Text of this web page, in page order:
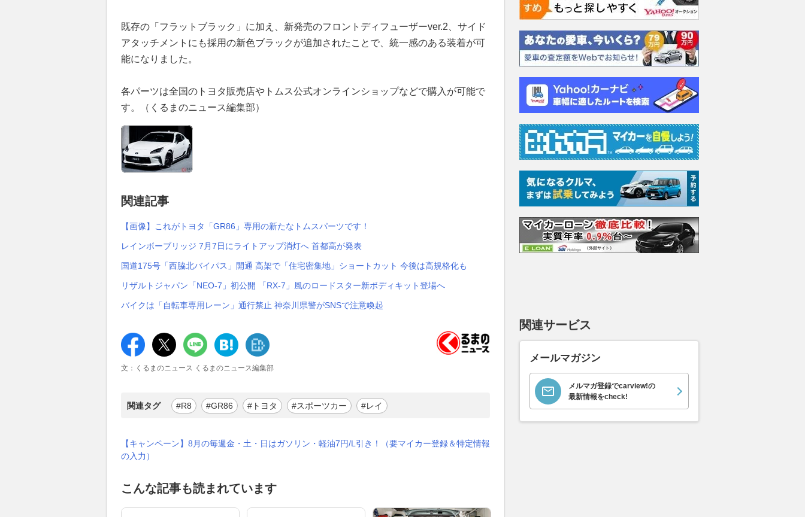
既存の「フラットブラック」に加え、新発売のフロントディフューザーver.2、サイド
アタッチメントにも採用の新色ブラックが追加されたことで、統一感のある装着が可
能になりました。
各パーツは全国のトヨタ販売店やトムス公式オンラインショップなどで購入が可能で
す。（くるまのニュース編集部）
関連記事
【画像】これがトヨタ「GR86」専用の新たなトムスパーツです！
レインボーブリッジ 7月7日にライトアップ消灯へ 首都高が発表
国道175号「西脇北バイパス」開通 高架で「住宅密集地」ショートカット 今後は高規格化も
リザルトジャパン「NEO-7」初公開 「RX-7」風のロードスター新ボディキット登場へ
バイクは「自転車専用レーン」通行禁止 神奈川県警がSNSで注意喚起
文：くるまのニュース くるまのニュース編集部
関連タグ #R8 #GR86 #トヨタ #スポーツカー #レイ
【キャンペーン】8月の毎週金・土・日はガソリン・軽油7円/L引き！（要マイカー登録＆特定情報
の入力）
こんな記事も読まれています
関連サービス
メールマガジン
メルマガ登録でcarview!の
最新情報をcheck!